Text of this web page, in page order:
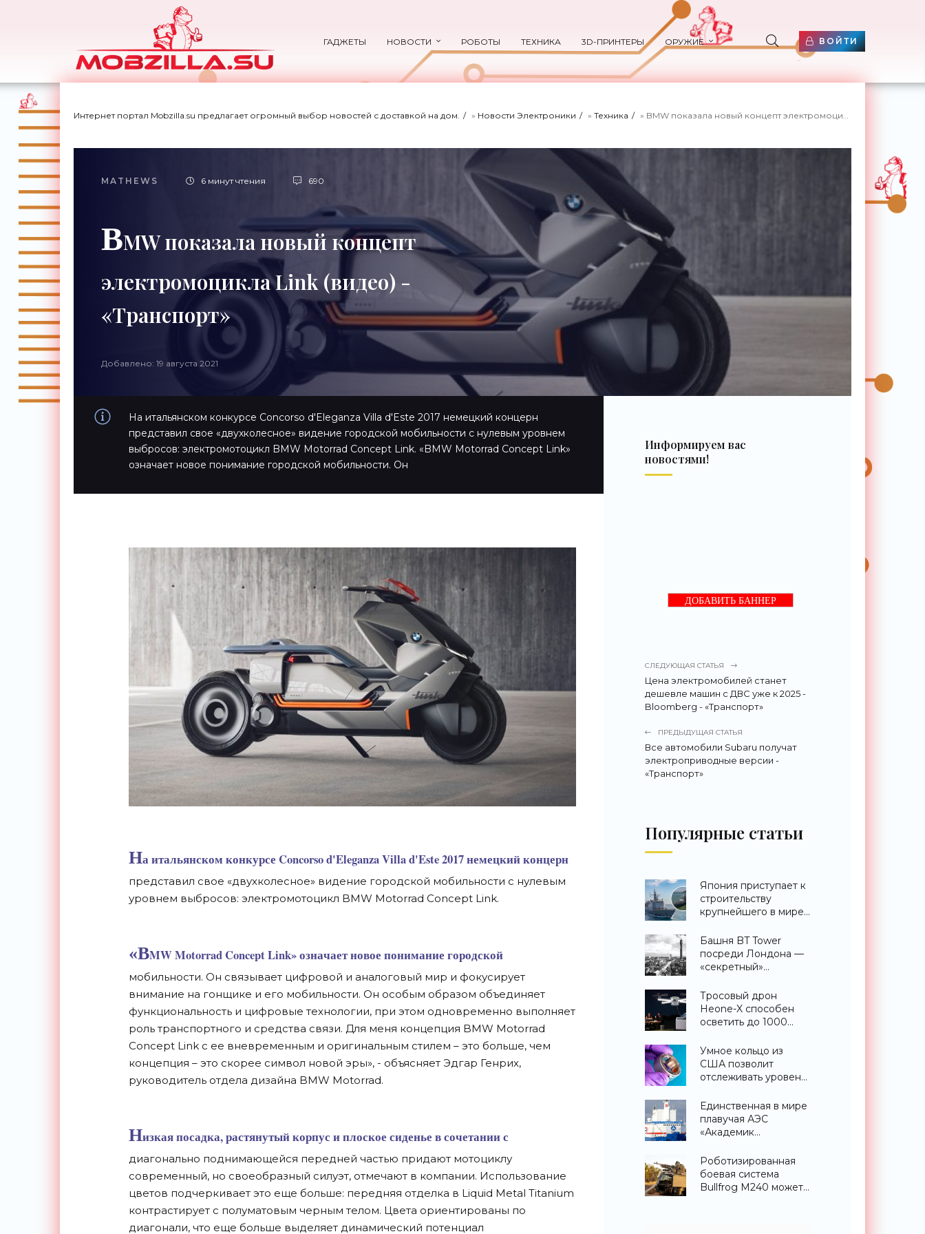
ГАДЖЕТЫ НОВОСТИ РОБОТЫ ТЕХНИКА 3D-ПРИНТЕРЫ ОРУЖИЕ ВОЙТИ
Интернет портал Mobzilla.su предлагает огромный выбор новостей с доставкой на дом. » Новости Электроники » Техника » BMW показала новый концепт электромоцикла Link (видео) - «Транспорт»
MATHEWS 6 минут чтения 690
BMW показала новый концепт
электромоцикла Link (видео) -
«Транспорт»
Добавлено: 19 августа 2021
На итальянском конкурсе Concorso d'Eleganza Villa d'Este 2017 немецкий концерн
представил свое «двухколесное» видение городской мобильности с нулевым уровнем
выбросов: электромотоцикл BMW Motorrad Concept Link. «BMW Motorrad Concept Link»
означает новое понимание городской мобильности. Он
На итальянском конкурсе Concorso d'Eleganza Villa d'Este 2017 немецкий концерн
представил свое «двухколесное» видение городской мобильности с нулевым
уровнем выбросов: электромотоцикл BMW Motorrad Concept Link.
«BMW Motorrad Concept Link» означает новое понимание городской
мобильности. Он связывает цифровой и аналоговый мир и фокусирует
внимание на гонщике и его мобильности. Он особым образом объединяет
функциональность и цифровые технологии, при этом одновременно выполняет
роль транспортного и средства связи. Для меня концепция BMW Motorrad
Concept Link с ее вневременным и оригинальным стилем – это больше, чем
концепция – это скорее символ новой эры», - объясняет Эдгар Генрих,
руководитель отдела дизайна BMW Motorrad.
Низкая посадка, растянутый корпус и плоское сиденье в сочетании с
диагонально поднимающейся передней частью придают мотоциклу
современный, но своеобразный силуэт, отмечают в компании. Использование
цветов подчеркивает это еще больше: передняя отделка в Liquid Metal Titanium
контрастирует с полуматовым черным телом. Цвета ориентированы по
диагонали, что еще больше выделяет динамический потенциал
Информируем вас
новостями!
ДОБАВИТЬ БАННЕР
СЛЕДУЮЩАЯ СТАТЬЯ
Цена электромобилей станет
дешевле машин с ДВС уже к 2025 -
Bloomberg - «Транспорт»
ПРЕДЫДУЩАЯ СТАТЬЯ
Все автомобили Subaru получат
электроприводные версии -
«Транспорт»
Популярные статьи
Япония приступает к
строительству
крупнейшего в мире
ПРО AEGIS -
«Оружие»
Башня BT Tower
посреди Лондона —
«секретный»
никогда не
существовало -
«Технологии»
Тросовый дрон
Heone-X способен
осветить до 1000
земли -
«Беспилотники»
Умное кольцо из
США позволит
отслеживать уровень
других веществ в
крови - «Технологии»
Единственная в мире
плавучая АЭС
«Академик
прошла
международную
аттестацию -
Роботизированная
боевая система
Bullfrog M240 может